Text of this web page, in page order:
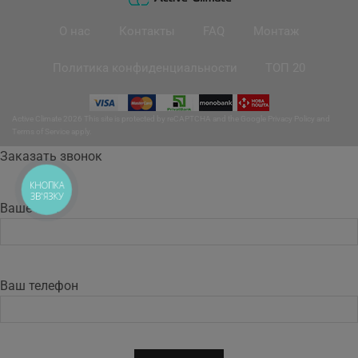
Заказать звонок
Ваше имя
Ваш телефон
КНОПКА
ЗВ'ЯЗКУ